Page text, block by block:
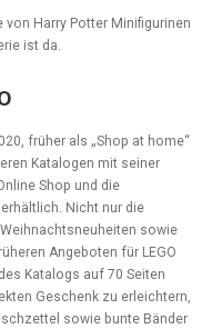
von Harry Potter Minifigurinen
ist da.
früher als „Shop at home“
Katalogen mit seiner
Shop und die
Nicht nur die
sowie
Angeboten für LEGO
Katalogs auf 70 Seiten
Geschenk zu erleichtern,
sowie bunte Bänder